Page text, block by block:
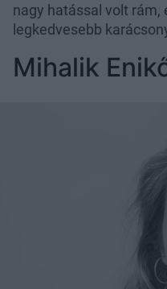
nagy hatással volt rám,
legkedvesebb
Mihalik